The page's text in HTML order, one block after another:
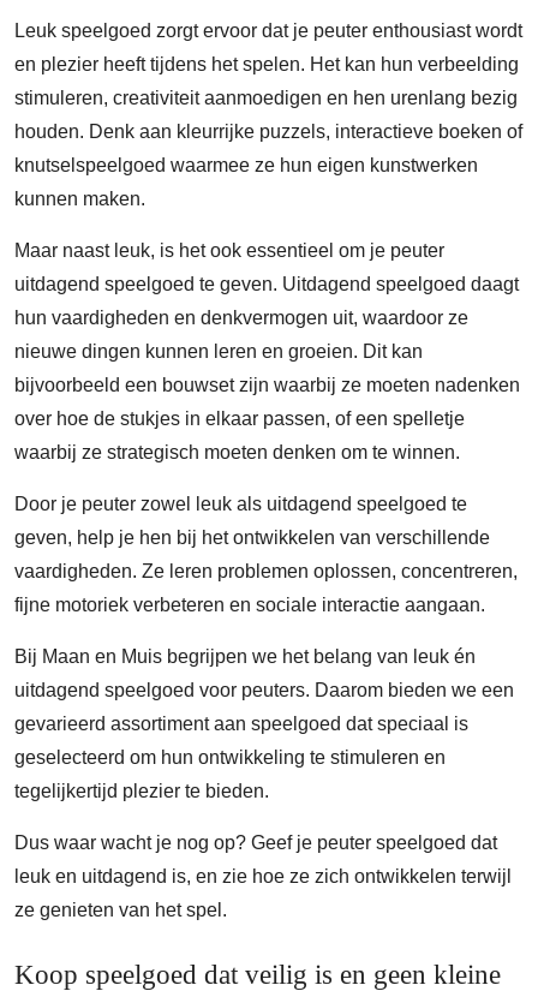
Leuk speelgoed zorgt ervoor dat je peuter enthousiast wordt
en plezier heeft tijdens het spelen. Het kan hun verbeelding
stimuleren, creativiteit aanmoedigen en hen urenlang bezig
houden. Denk aan kleurrijke puzzels, interactieve boeken of
knutselspeelgoed waarmee ze hun eigen kunstwerken
kunnen maken.
Maar naast leuk, is het ook essentieel om je peuter
uitdagend speelgoed te geven. Uitdagend speelgoed daagt
hun vaardigheden en denkvermogen uit, waardoor ze
nieuwe dingen kunnen leren en groeien. Dit kan
bijvoorbeeld een bouwset zijn waarbij ze moeten nadenken
over hoe de stukjes in elkaar passen, of een spelletje
waarbij ze strategisch moeten denken om te winnen.
Door je peuter zowel leuk als uitdagend speelgoed te
geven, help je hen bij het ontwikkelen van verschillende
vaardigheden. Ze leren problemen oplossen, concentreren,
fijne motoriek verbeteren en sociale interactie aangaan.
Bij Maan en Muis begrijpen we het belang van leuk én
uitdagend speelgoed voor peuters. Daarom bieden we een
gevarieerd assortiment aan speelgoed dat speciaal is
geselecteerd om hun ontwikkeling te stimuleren en
tegelijkertijd plezier te bieden.
Dus waar wacht je nog op? Geef je peuter speelgoed dat
leuk en uitdagend is, en zie hoe ze zich ontwikkelen terwijl
ze genieten van het spel.
Koop speelgoed dat veilig is en geen kleine